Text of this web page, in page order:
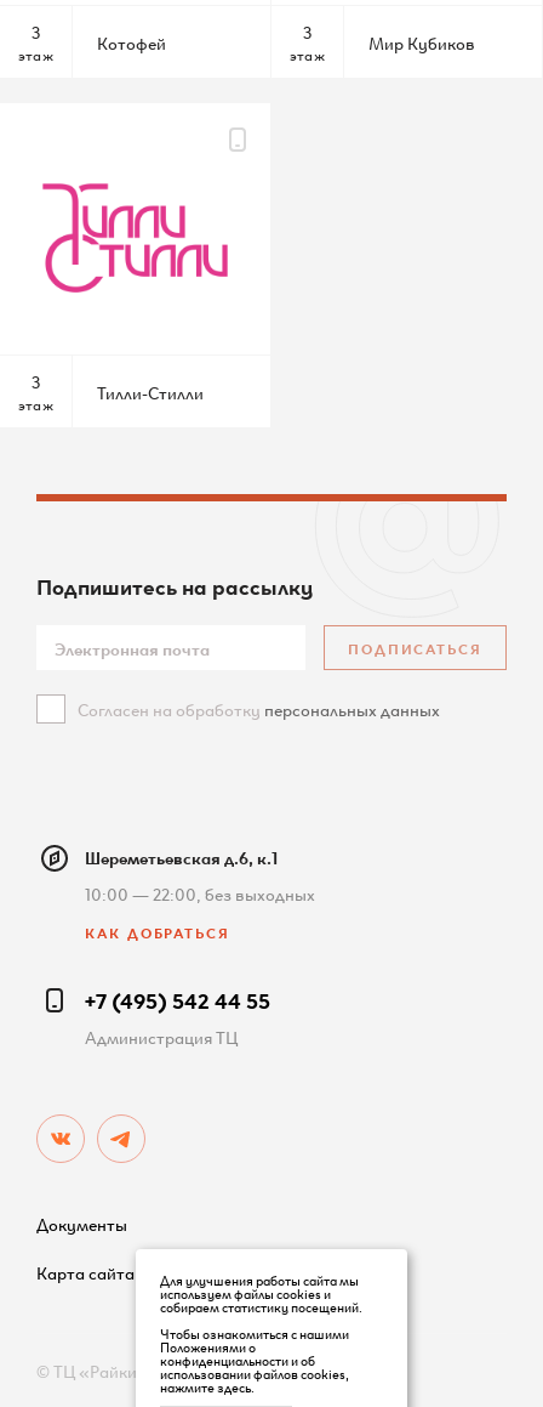
3
этаж Котофей 3
этаж Мир Кубиков
3
этаж Тилли-Стилли
Подпишитесьна рассылку
ПОДПИСАТЬСЯ
Согласен на обработку персональных данных
Документы
Карта сайта
Шереметьевская д.6, к.1
10:00 — 22:00, без выходных
КАК ДОБРАТЬСЯ
+7 (495) 542 44 55
Администрация ТЦ
© ТЦ «Райкин Плаза»
Для улучшения работы сайта мы
используем файлы cookies и
собираем статистику посещений.
Чтобы ознакомиться с нашими
Положениями о
конфиденциальности и об
использовании файлов cookies,
нажмите здесь.